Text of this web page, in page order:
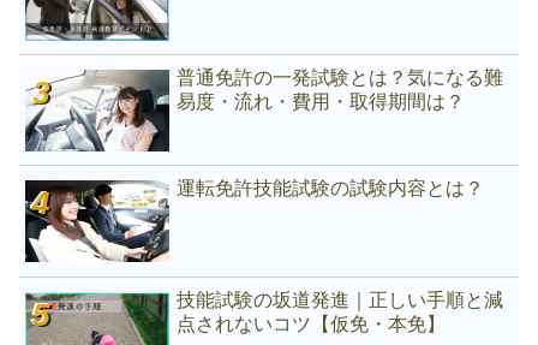
普通免許の一発試験とは？気になる難
易度・流れ・費用・取得期間は？
運転免許技能試験の試験内容とは？
技能試験の坂道発進｜正しい手順と減
点されないコツ【仮免・本免】